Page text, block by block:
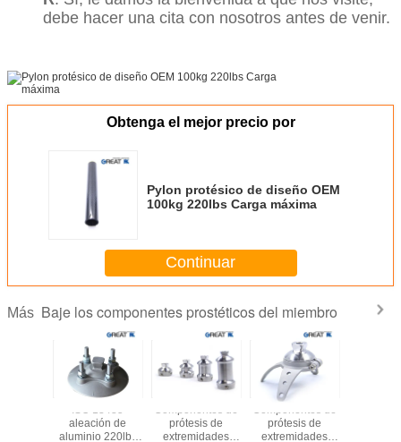
debe hacer una cita con nosotros antes de venir.
Obtenga el mejor precio por
Pylon protésico de diseño OEM
100kg 220lbs Carga máxima
Continuar
Más Baje los componentes prostéticos del miembro
aleación de
aluminio 220lbs
prótesis de
extremidades
prótesis de
extremidades